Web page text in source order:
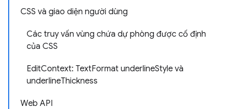
CSS và giao diện người dùng
Các truy vấn vùng chứa dự phòng được cố định
của CSS
EditContext: TextFormat underlineStyle và
underlineThickness
Web API